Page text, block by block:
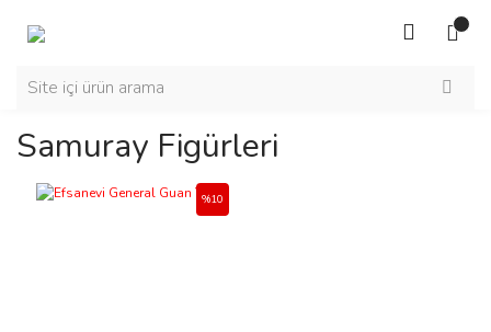
Samuray Figürleri
%10